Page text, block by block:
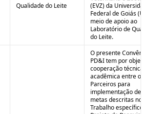
Qualidade do Leite
(EVZ) da
Federal de Goiás
meio de apoio ao
Laboratório de
do Leite.
O presente
PD&I tem por
cooperação técnica
acadêmica entre os
Parceiros para
implementação de
metas descritas no
Trabalho específico